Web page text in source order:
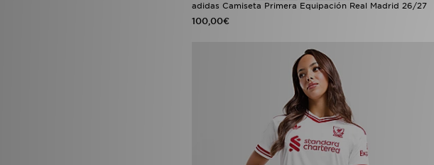
adidas Camiseta Primera Equipación Real Madrid 26/27
100,00€